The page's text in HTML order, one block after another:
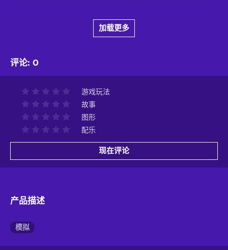
加载更多
评论: 0
游戏玩法
故事
图形
配乐
现在评论
产品描述
模拟